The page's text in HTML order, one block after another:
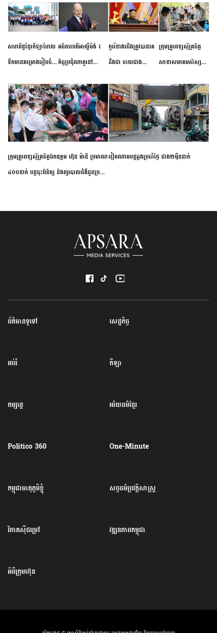
សហព័ន្ធខ្មែរកីឡាហែល
ទឹកមានគម្រោងរៀបចំ
កម្រិតបឋម ដល់ឧត្តម
សិក្សានាពេលខាងមុខ
អធិការបតីអាល្លឺម៉ង់ ៖
កិច្ចប្រជុំណាតូនៅ
ខាងមុខនឹងបញ្ជូនសញ្ញា
នៃភាពស្អិតរមួត និង
ការប្តេជ្ញាចិត្ត
កូរ៉េខាងជើងត្រូវបានគេ
ដឹងថា ចាយជាង
អភិវឌ្ឍន៍នុយក្លេអ៊ែរ
ក្រុមគ្រូពេទ្យស្ម័គ្រចិត្ត
សាខាសមាគមសិស្ស
ខេត្តកំពង់ចាម ចុះពិនិត្យ
ពិគ្រោះជំងឺទូទៅ និងផ្តល់
ថ្នាំពេទ្យជូនប្រជាពលរដ្ឋ
រស់នៅសង្កាត់បឹងកុក
ក្រុមគ្រូពេទ្យស្ម័គ្រចិត្តឯកឧត្តម ហ៊ុន ម៉ានី ប្រមាណ
៤០០នាក់ បន្តចុះពិនិត្យ និងព្យាបាលជំងឺជូនប្រជា
វៀតណាម​បន្ត​ឆ្លង​ប្រចាំថ្ងៃ​ ​ជាង​២​ម៉ឺន​នាក់​
ព័ត៌មានទូទៅ សេដ្ឋកិច្ច
អប់រំ កីឡា
កម្សាន្ត អរិយធម៌ខ្មែរ
Politico 360 One-Minute
កម្ពុជាមាតុភូមិខ្ញុំ សច្ចធម៌ប្រវត្តិសាស្ត្រ
វិភាគសុីជម្រៅ វឌ្ឍនភាពកម្ពុជា
អំពីក្រុមហ៊ុន